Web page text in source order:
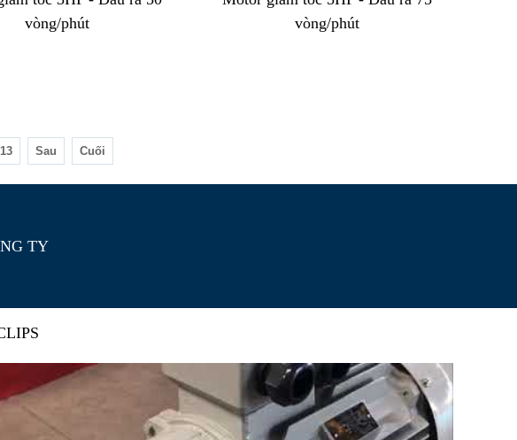
vòng/phút
vòng/phút
13 Sau Cuối
TY